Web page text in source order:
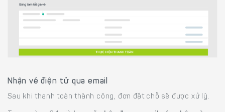
Nhận vé điện tử qua email
Sau khi thanh toán thành công, đơn đặt chỗ sẽ được xử lý.